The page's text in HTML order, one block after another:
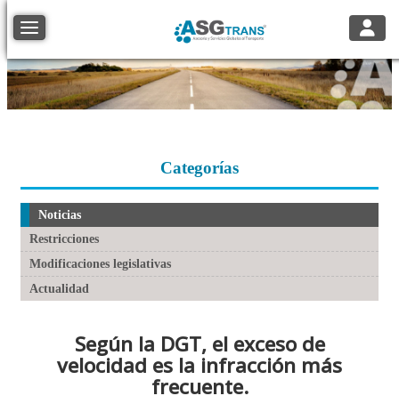
Toggle navigation
Categorías
Noticias
Restricciones
Modificaciones legislativas
Actualidad
Según la DGT, el exceso de
velocidad es la infracción más
frecuente.